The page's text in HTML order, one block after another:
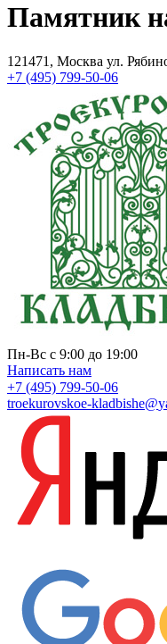
Памятник
121471, Москва ул.
+7 (495) 799-50-06
Пн-Вс с 9:00 до 19:00
Написать нам
+7 (495) 799-50-06
troekurovskoe-kladbishe@